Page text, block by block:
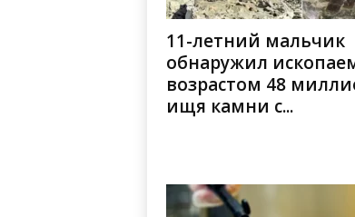
11-летний мальчик
обнаружил
возрастом 48
ищя камни с...